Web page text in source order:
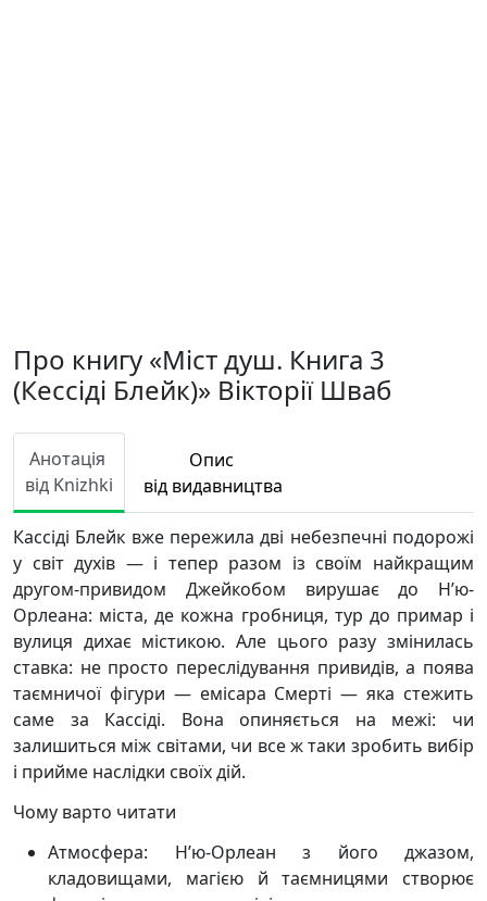
Про книгу «Міст душ. Книга 3
(Кессіді Блейк)» Вікторії Шваб
Анотація
від Knizhki
Опис
від видавництва
Кассіді Блейк вже пережила дві небезпечні подорожі
у світ духів — і тепер разом із своїм найкращим
другом-привидом Джейкобом вирушає до Н’ю-
Орлеана: міста, де кожна гробниця, тур до примар і
вулиця дихає містикою. Але цього разу змінилась
ставка: не просто переслідування привидів, а поява
таємничої фігури — емісара Смерті — яка стежить
саме за Кассіді. Вона опиняється на межі: чи
залишиться між світами, чи все ж таки зробить вибір
і прийме наслідки своїх дій.
Чому варто читати
Атмосфера: Н’ю-Орлеан з його джазом,
кладовищами, магією й таємницями створює